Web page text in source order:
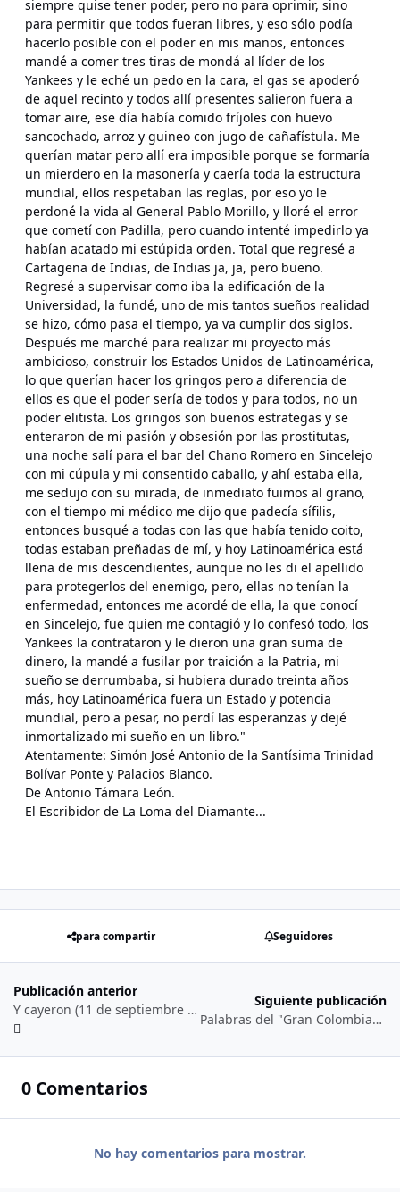
siempre quise tener poder, pero no para oprimir, sino
para permitir que todos fueran libres, y eso sólo podía
hacerlo posible con el poder en mis manos, entonces
mandé a comer tres tiras de mondá al líder de los
Yankees y le eché un pedo en la cara, el gas se apoderó
de aquel recinto y todos allí presentes salieron fuera a
tomar aire, ese día había comido fríjoles con huevo
sancochado, arroz y guineo con jugo de cañafístula. Me
querían matar pero allí era imposible porque se formaría
un mierdero en la masonería y caería toda la estructura
mundial, ellos respetaban las reglas, por eso yo le
perdoné la vida al General Pablo Morillo, y lloré el error
que cometí con Padilla, pero cuando intenté impedirlo ya
habían acatado mi estúpida orden. Total que regresé a
Cartagena de Indias, de Indias ja, ja, pero bueno.
Regresé a supervisar como iba la edificación de la
Universidad, la fundé, uno de mis tantos sueños realidad
se hizo, cómo pasa el tiempo, ya va cumplir dos siglos.
Después me marché para realizar mi proyecto más
ambicioso, construir los Estados Unidos de Latinoamérica,
lo que querían hacer los gringos pero a diferencia de
ellos es que el poder sería de todos y para todos, no un
poder elitista. Los gringos son buenos estrategas y se
enteraron de mi pasión y obsesión por las prostitutas,
una noche salí para el bar del Chano Romero en Sincelejo
con mi cúpula y mi consentido caballo, y ahí estaba ella,
me sedujo con su mirada, de inmediato fuimos al grano,
con el tiempo mi médico me dijo que padecía sífilis,
entonces busqué a todas con las que había tenido coito,
todas estaban preñadas de mí, y hoy Latinoamérica está
llena de mis descendientes, aunque no les di el apellido
para protegerlos del enemigo, pero, ellas no tenían la
enfermedad, entonces me acordé de ella, la que conocí
en Sincelejo, fue quien me contagió y lo confesó todo, los
Yankees la contrataron y le dieron una gran suma de
dinero, la mandé a fusilar por traición a la Patria, mi
sueño se derrumbaba, si hubiera durado treinta años
más, hoy Latinoamérica fuera un Estado y potencia
mundial, pero a pesar, no perdí las esperanzas y dejé
inmortalizado mi sueño en un libro."
Atentamente: Simón José Antonio de la Santísima Trinidad
Bolívar Ponte y Palacios Blanco.
De Antonio Támara León.
El Escribidor de La Loma del Diamante...
para compartir Seguidores
Publicación anterior
Y cayeron (11 de septiembre 2'015)...
Siguiente publicación
Palabras del "Gran Colombiano" AUC (Álvaro Uribe Comandante) 2'015...
0 Comentarios
No hay comentarios para mostrar.